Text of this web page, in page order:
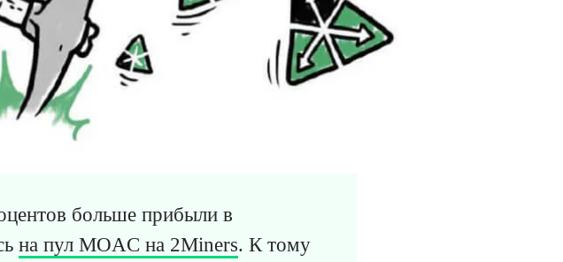
больше прибыли в
на пул MOAC на 2Miners. К тому